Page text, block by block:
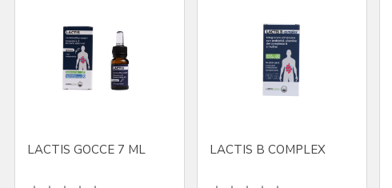
LACTIS GOCCE 7 ML LACTIS B COMPLEX